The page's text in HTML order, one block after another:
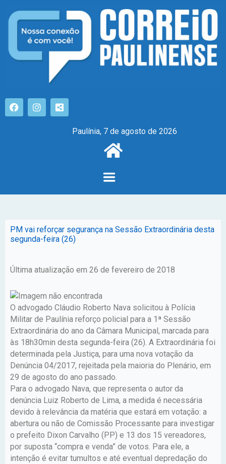
Paulínia, 7 de agosto de 2026
PM vai reforçar segurança na Sessão Extraordinária desta
segunda-feira (26)
Última atualização em 26 de fevereiro de 2018
O advogado Cláudio Roberto Nava solicitou à Polícia
Militar de Paulínia reforço policial para a 1ª Sessão
Extraordinária do ano da Câmara Municipal, marcada para
às 18h30min desta segunda-feira (26). A Extraordinária foi
determinada pela Justiça, para uma nova votação da
Denúncia 04/2017, rejeitada pela maioria do Plenário, em
29 de agosto do ano passado.
Para o advogado Nava, que representa o autor da
denúncia Luiz Roberto de Lima, a medida é necessária
devido à relevância da matéria que estará em votação: a
abertura ou não de Comissão Processante para investigar
o prefeito Dixon Carvalho (PP) e 13 dos 15 vereadores,
por suposta “compra e venda” de votos. Para ele, a
intenção é evitar tumultos e até eventual depredação do